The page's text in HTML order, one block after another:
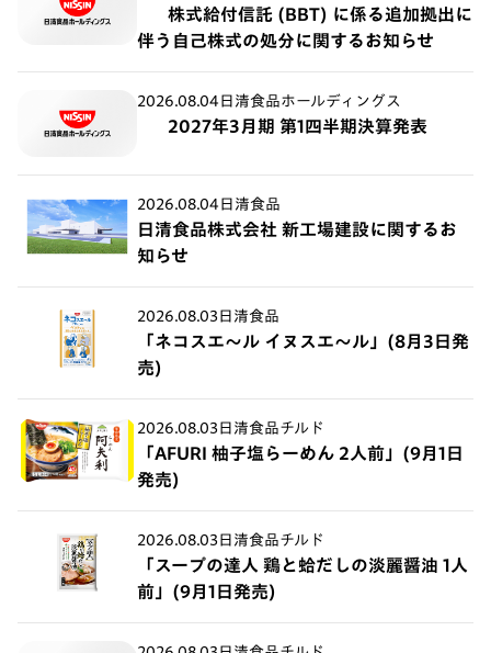
株式給付信託 (BBT) に係る追加拠出に
伴う自己株式の処分に関するお知らせ
2026.08.04 日清食品ホールディングス
2027年3月期 第1四半期決算発表
2026.08.04 日清食品
日清食品株式会社 新工場建設に関するお
知らせ
2026.08.03 日清食品
「ネコスエ～ル イヌスエ～ル」(8月3日発
売)
2026.08.03 日清食品チルド
「AFURI 柚子塩らーめん 2人前」(9月1日
発売)
2026.08.03 日清食品チルド
「スープの達人 鶏と蛤だしの淡麗醤油 1人
前」(9月1日発売)